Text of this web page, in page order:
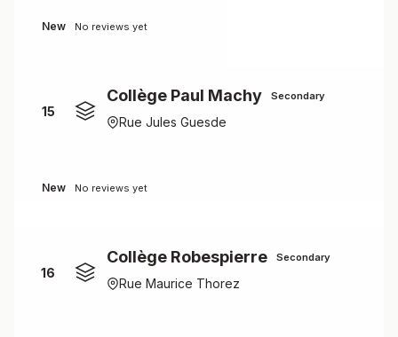
New No reviews yet
15
Collège Paul Machy Secondary
Rue Jules Guesde
New No reviews yet
16
Collège Robespierre Secondary
Rue Maurice Thorez